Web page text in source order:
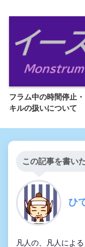
フラム中の時間停止
キルの扱いについて
この記事を書い
ひ
凡人の、凡人によ